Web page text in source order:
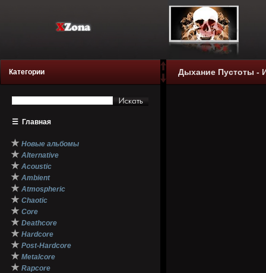
Категории
☰ Главная
★ Новые альбомы
★ Alternative
★ Acoustic
★ Ambient
★ Atmospheric
★ Chaotic
★ Core
★ Deathcore
★ Hardcore
★ Post-Hardcore
★ Metalcore
★ Rapcore
Дыхание Пустоты -